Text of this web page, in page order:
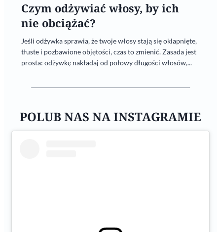
Czym odżywiać włosy, by ich
nie obciążać?
Jeśli odżywka sprawia, że twoje włosy stają się oklapnięte,
tłuste i pozbawione objętości, czas to zmienić. Zasada jest
prosta: odżywkę nakładaj od połowy długości włosów,...
POLUB NAS NA INSTAGRAMIE